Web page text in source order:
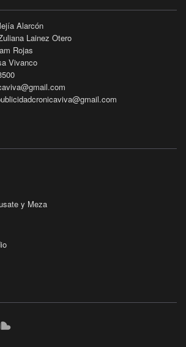
Alarcón
Lainez Otero
Rojas
Vivanco
y Meza